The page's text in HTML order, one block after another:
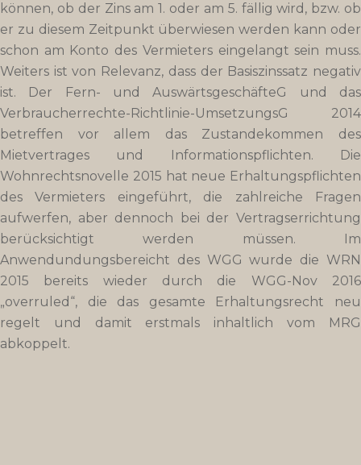
können, ob der Zins am 1. oder am 5. fällig wird, bzw. ob
er zu diesem Zeitpunkt überwiesen werden kann oder
schon am Konto des Vermieters eingelangt sein muss.
Weiters ist von Relevanz, dass der Basiszinssatz negativ
ist. Der Fern- und AuswärtsgeschäfteG und das
Verbraucherrechte-Richtlinie-UmsetzungsG 2014
betreffen vor allem das Zustandekommen des
Mietvertrages und Informationspflichten. Die
Wohnrechtsnovelle 2015 hat neue Erhaltungspflichten
des Vermieters eingeführt, die zahlreiche Fragen
aufwerfen, aber dennoch bei der Vertragserrichtung
berücksichtigt werden müssen. Im
Anwendundungsbereicht des WGG wurde die WRN
2015 bereits wieder durch die WGG-Nov 2016
„overruled“, die das gesamte Erhaltungsrecht neu
regelt und damit erstmals inhaltlich vom MRG
abkoppelt.